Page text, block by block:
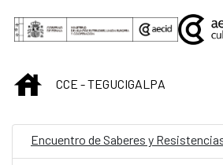
Saltar al contenido principal
INICIOCCE - TEGUCIGALPA
Encuentro de Saberes y